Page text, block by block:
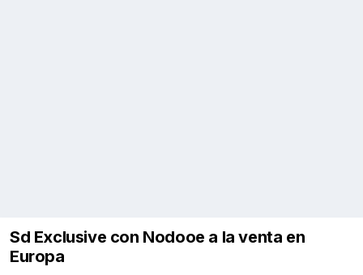
Sd Exclusive con Nodooe a la venta en
Europa